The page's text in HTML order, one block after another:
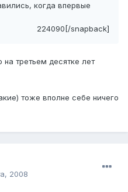
когда впервые
224090[/snapback]
на третьем десятке лет
тоже вполне себе ничего
2008